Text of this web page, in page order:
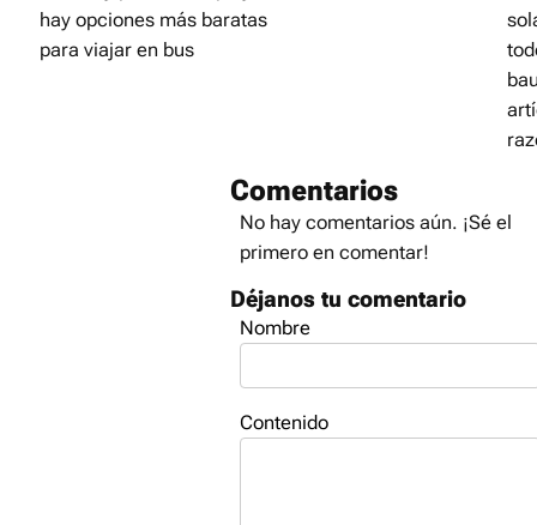
hay opciones más baratas
para viajar en bus
Comentarios
No hay comentarios aún. ¡Sé el
primero en comentar!
Déjanos tu comentario
Nombre
Contenido